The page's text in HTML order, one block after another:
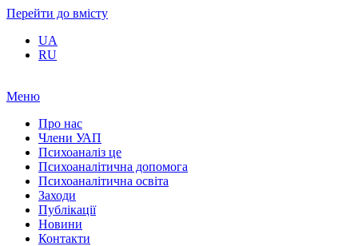
Перейти до вмісту
UA
RU
Меню
Про нас
Члени УАП
Психоаналіз це
Психоаналітична допомога
Психоаналітична освіта
Заходи
Публікації
Новини
Контакти